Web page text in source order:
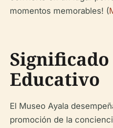
momentos memorables! (
Educativo
El Museo Ayala
promoción de la